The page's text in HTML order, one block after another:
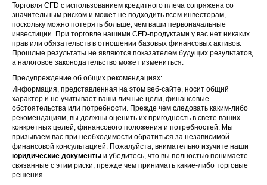
Торговля CFD с использованием кредитного плеча сопряжена со
значительным риском и может не подходить всем инвесторам,
поскольку можно потерять больше, чем ваши первоначальные
инвестиции. При торговле нашими CFD-продуктами у вас нет никаких
прав или обязательств в отношении базовых финансовых активов.
Прошлые результаты не являются показателем будущих результатов,
а налоговое законодательство может измениться.
Предупреждение об общих рекомендациях:
Информация, представленная на этом веб-сайте, носит общий
характер и не учитывает ваши личные цели, финансовые
обстоятельства или потребности. Прежде чем следовать каким-либо
рекомендациям, вы должны оценить их пригодность в свете ваших
конкретных целей, финансового положения и потребностей. Мы
призываем вас при необходимости обратиться за независимой
финансовой консультацией. Пожалуйста, внимательно изучите наши
юридические документы и убедитесь, что вы полностью понимаете
связанные с этим риски, прежде чем принимать какие-либо торговые
решения.